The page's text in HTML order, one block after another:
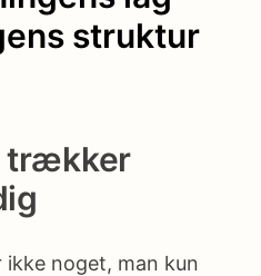
struktur
trækker
noget, man kun